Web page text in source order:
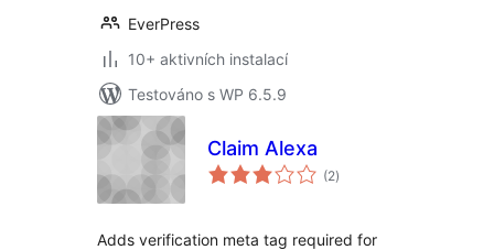
EverPress
10+ aktivních instalací
Testováno s WP 6.5.9
Claim Alexa
(2celkové
hodnocení
)
Adds verification meta tag required for